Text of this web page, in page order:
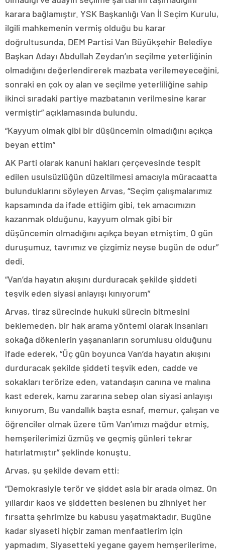
karara bağlamıştır. YSK Başkanlığı Van İl Seçim Kurulu,
ilgili mahkemenin vermiş olduğu bu karar
doğrultusunda, DEM Partisi Van Büyükşehir Belediye
Başkan Adayı Abdullah Zeydan’ın seçilme yeterliğinin
olmadığını değerlendirerek mazbata verilemeyeceğini,
sonraki en çok oy alan ve seçilme yeterliliğine sahip
ikinci sıradaki partiye mazbatanın verilmesine karar
vermiştir” açıklamasında bulundu.
“Kayyum olmak gibi bir düşüncemin olmadığını açıkça
beyan ettim”
AK Parti olarak kanuni hakları çerçevesinde tespit
edilen usulsüzlüğün düzeltilmesi amacıyla müracaatta
bulunduklarını söyleyen Arvas, “Seçim çalışmalarımız
kapsamında da ifade ettiğim gibi, tek amacımızın
kazanmak olduğunu, kayyum olmak gibi bir
düşüncemin olmadığını açıkça beyan etmiştim. O gün
duruşumuz, tavrımız ve çizgimiz neyse bugün de odur”
dedi.
“Van’da hayatın akışını durduracak şekilde şiddeti
teşvik eden siyasi anlayışı kınıyorum”
Arvas, tiraz sürecinde hukuki sürecin bitmesini
beklemeden, bir hak arama yöntemi olarak insanları
sokağa dökenlerin yaşananların sorumlusu olduğunu
ifade ederek, “Üç gün boyunca Van’da hayatın akışını
durduracak şekilde şiddeti teşvik eden, cadde ve
sokakları terörize eden, vatandaşın canına ve malına
kast ederek, kamu zararına sebep olan siyasi anlayışı
kınıyorum. Bu vandallık başta esnaf, memur, çalışan ve
öğrenciler olmak üzere tüm Van’ımızı mağdur etmiş,
hemşerilerimizi üzmüş ve geçmiş günleri tekrar
hatırlatmıştır” şeklinde konuştu.
Arvas, şu şekilde devam etti:
“Demokrasiyle terör ve şiddet asla bir arada olmaz. On
yıllardır kaos ve şiddetten beslenen bu zihniyet her
fırsatta şehrimize bu kabusu yaşatmaktadır. Bugüne
kadar siyaseti hiçbir zaman menfaatlerim için
yapmadım. Siyasetteki yegane gayem hemşerilerime,